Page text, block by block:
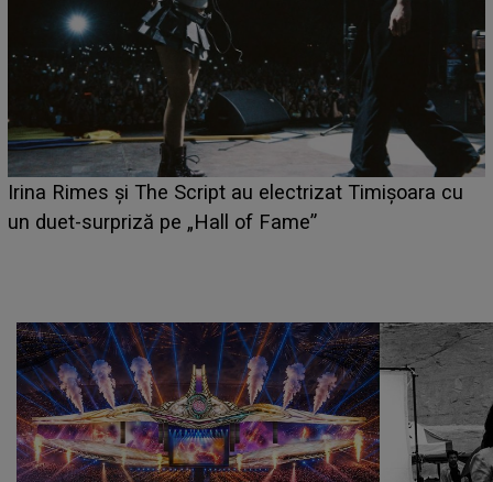
HOROSCOP 6 august 2026. Zodia care are șansa să
câștige mai mulți bani. O oportunitate neașteptată îi